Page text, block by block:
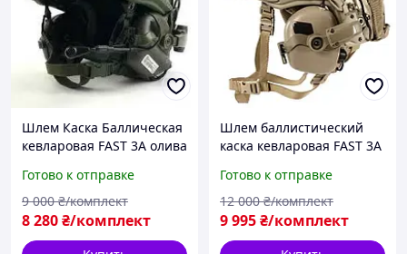
Шлем Каска Баллическая
кевларовая FAST 3А олива
Готово к отправке
8 280₴/комплект
9 000 ₴/комплект
Шлем баллистический
каска кевларовая FAST 3А
Earmor M31,S М L XL
Готово к отправке
9 995₴/комплект
12 000 ₴/комплект